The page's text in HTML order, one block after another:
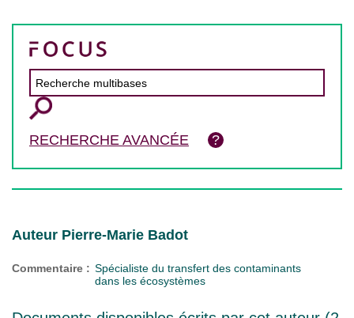
RECHERCHE AVANCÉE
Auteur Pierre-Marie Badot
Commentaire : Spécialiste du transfert des contaminants
dans les écosystèmes